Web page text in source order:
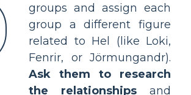
groups and assign each
group a different figure
related to Hel (like Loki,
Fenrir, or Jörmungandr).
Ask them to research
the relationships and